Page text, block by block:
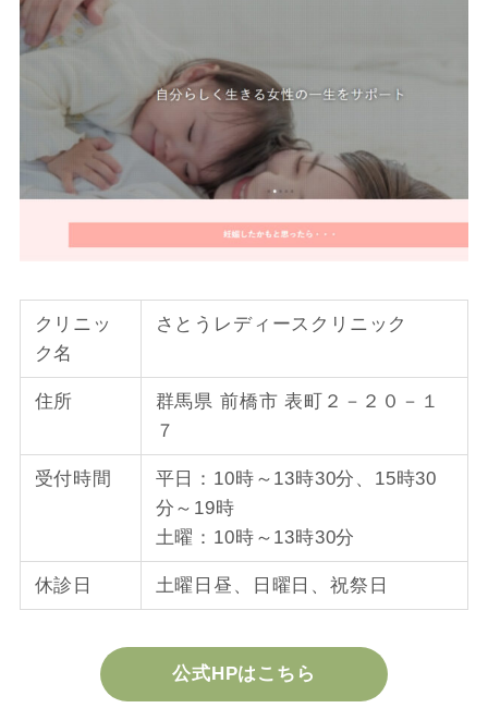
クリニッ
ク名
さとうレディースクリニック
住所
群馬県 前橋市 表町２－２０－１
７
受付時間
平日：10時～13時30分、15時30
分～19時
土曜：10時～13時30分
休診日 土曜日昼、日曜日、祝祭日
公式HPはこちら